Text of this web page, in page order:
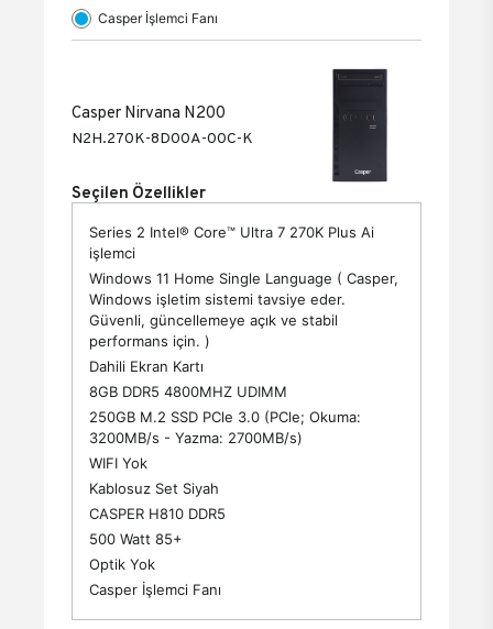
Casper İşlemci Fanı
Casper Nirvana N200
N2H.270K-8D00A-00C-K
Seçilen Özellikler
Series 2 Intel® Core™ Ultra 7 270K Plus Ai
işlemci
Windows 11 Home Single Language ( Casper,
Windows işletim sistemi tavsiye eder.
Güvenli, güncellemeye açık ve stabil
performans için. )
Dahili Ekran Kartı
8GB DDR5 4800MHZ UDIMM
250GB M.2 SSD PCle 3.0 (PCle; Okuma:
3200MB/s - Yazma: 2700MB/s)
WIFI Yok
Kablosuz Set Siyah
CASPER H810 DDR5
500 Watt 85+
Optik Yok
Casper İşlemci Fanı